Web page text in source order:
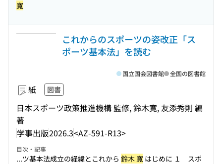
寛
これからのスポーツの姿改正「ス
ポーツ基本法」を読む
紙 図書
日本スポーツ政策推進機構 監修, 鈴木寛, 友添秀則 編
著
学事出版2026.3<AZ-591-R13>
国立国会図書館 全国の図書館
目次・記事
...ツ基本法成立の経緯とこれから 鈴木 寛 はじめに １ スポ